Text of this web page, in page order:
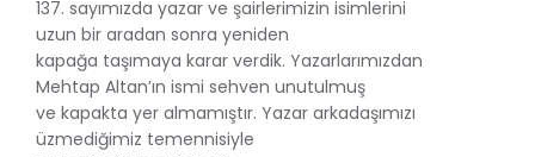
137. sayımızda yazar ve şairlerimizin isimlerini
uzun bir aradan sonra yeniden
kapağa taşımaya karar verdik. Yazarlarımızdan
Mehtap Altan’ın ismi sehven unutulmuş
ve kapakta yer almamıştır. Yazar arkadaşımızı
üzmediğimiz temennisiyle